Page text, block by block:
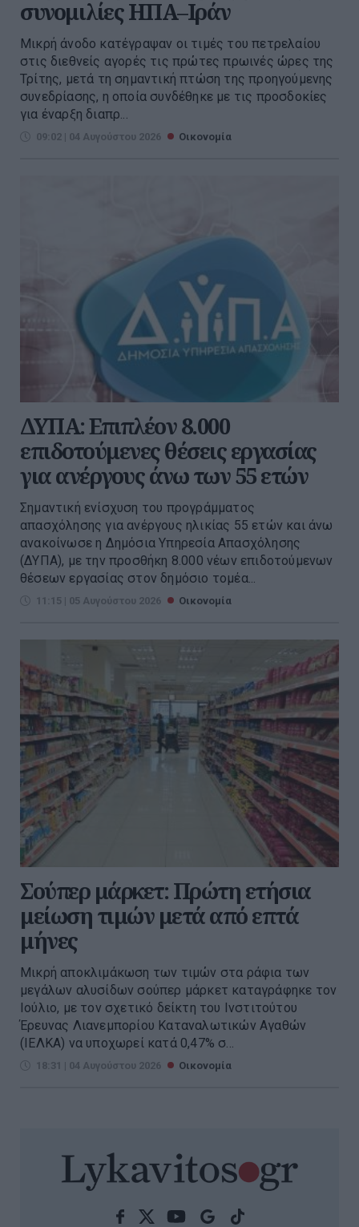
συνομιλίες ΗΠΑ–Ιράν
Μικρή άνοδο κατέγραψαν οι τιμές του πετρελαίου
στις διεθνείς αγορές τις πρώτες πρωινές ώρες της
Τρίτης, μετά τη σημαντική πτώση της προηγούμενης
συνεδρίασης, η οποία συνδέθηκε με τις προσδοκίες
για έναρξη διαπρ...
09:02 | 04 Αυγούστου 2026 Οικονομία
ΔΥΠΑ: Επιπλέον 8.000
επιδοτούμενες θέσεις εργασίας
για ανέργους άνω των 55 ετών
Σημαντική ενίσχυση του προγράμματος
απασχόλησης για ανέργους ηλικίας 55 ετών και άνω
ανακοίνωσε η Δημόσια Υπηρεσία Απασχόλησης
(ΔΥΠΑ), με την προσθήκη 8.000 νέων επιδοτούμενων
θέσεων εργασίας στον δημόσιο τομέα...
11:15 | 05 Αυγούστου 2026 Οικονομία
Σούπερ μάρκετ: Πρώτη ετήσια
μείωση τιμών μετά από επτά
μήνες
Μικρή αποκλιμάκωση των τιμών στα ράφια των
μεγάλων αλυσίδων σούπερ μάρκετ καταγράφηκε τον
Ιούλιο, με τον σχετικό δείκτη του Ινστιτούτου
Έρευνας Λιανεμπορίου Καταναλωτικών Αγαθών
(ΙΕΛΚΑ) να υποχωρεί κατά 0,47% σ...
18:31 | 04 Αυγούστου 2026 Οικονομία